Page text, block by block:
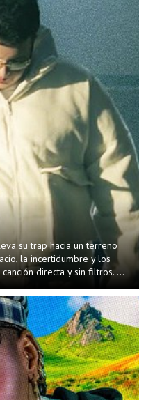
su trap hacia un terreno
la incertidumbre y los
directa y sin filtros. En